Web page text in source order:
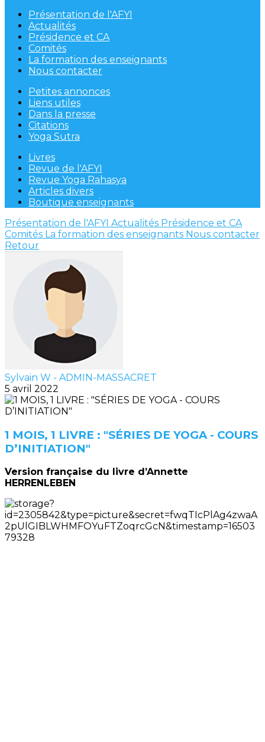
Présentation de l'AFYI
Actualités
Présidence et CA
Comités
La formation des enseignants
Nous contacter
Petites annonces
Liens utiles
Dans la presse
Citations
Yoga Sutra
Livres
Revue de l'AFYI
Revue Yoga Rahasya
Articles divers
Boutique enseignants
Présentation de l'AFYI Actualités Présidence et CA
Comités La formation des enseignants Nous contacter
Retour
Sylvain W - ADMIN-MASSACRET
5 avril 2022
1 MOIS, 1 LIVRE : "SÉRIES DE YOGA - COURS
D’INITIATION"
Version française du livre d’Annette
HERRENLEBEN